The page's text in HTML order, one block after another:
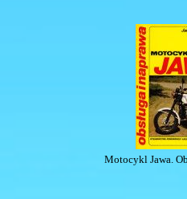
Motocykl Jawa.